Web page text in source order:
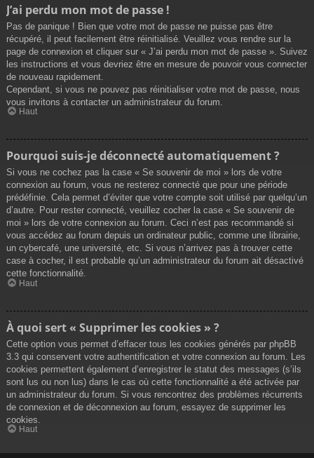
J’ai perdu mon mot de passe !
Pas de panique ! Bien que votre mot de passe ne puisse pas être
récupéré, il peut facilement être réinitialisé. Veuillez vous rendre sur la
page de connexion et cliquer sur « J’ai perdu mon mot de passe ». Suivez
les instructions et vous devriez être en mesure de pouvoir vous connecter
de nouveau rapidement.
Cependant, si vous ne pouvez pas réinitialiser votre mot de passe, nous
vous invitons à contacter un administrateur du forum.
Haut
Pourquoi suis-je déconnecté automatiquement ?
Si vous ne cochez pas la case « Se souvenir de moi » lors de votre
connexion au forum, vous ne resterez connecté que pour une période
prédéfinie. Cela permet d’éviter que votre compte soit utilisé par quelqu’un
d’autre. Pour rester connecté, veuillez cocher la case « Se souvenir de
moi » lors de votre connexion au forum. Ceci n’est pas recommandé si
vous accédez au forum depuis un ordinateur public, comme une librairie,
un cybercafé, une université, etc. Si vous n’arrivez pas à trouver cette
case à cocher, il est probable qu’un administrateur du forum ait désactivé
cette fonctionnalité.
Haut
À quoi sert « Supprimer les cookies » ?
Cette option vous permet d’effacer tous les cookies générés par phpBB
3.3 qui conservent votre authentification et votre connexion au forum. Les
cookies permettent également d’enregistrer le statut des messages (s’ils
sont lus ou non lus) dans le cas où cette fonctionnalité a été activée par
un administrateur du forum. Si vous rencontrez des problèmes récurrents
de connexion et de déconnexion au forum, essayez de supprimer les
cookies.
Haut